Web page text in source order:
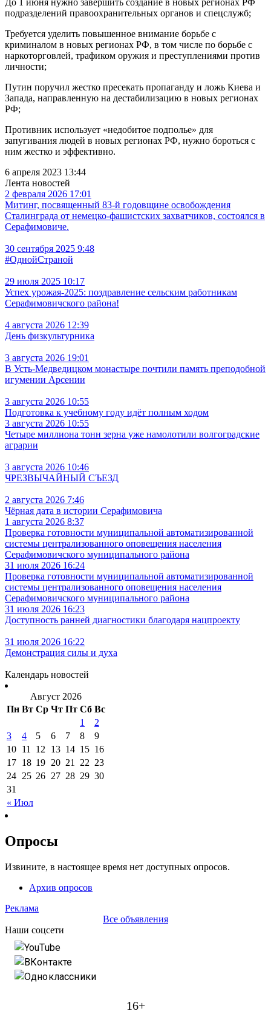
подразделений правоохранительных органов и спецслужб;
Требуется уделить повышенное внимание борьбе с
криминалом в новых регионах РФ, в том числе по борьбе с
наркоторговлей, трафиком оружия и преступлениями против
личности;
Путин поручил жестко пресекать пропаганду и ложь Киева и
Запада, направленную на дестабилизацию в новых регионах
РФ;
Противник использует «недобитое подполье» для
запугивания людей в новых регионах РФ, нужно бороться с
ним жестко и эффективно.
6 апреля 2023 13:44
Лента новостей
2 февраля 2026 17:01
Митинг, посвященный 83-й годовщине освобождения
Сталинграда от немецко-фашистских захватчиков, состоялся в
Серафимовиче.
30 сентября 2025 9:48
#ОднойСтраной
29 июля 2025 10:17
Успех урожая-2025: поздравление сельским работникам
Серафимовичского района!
4 августа 2026 12:39
День физкультурника
3 августа 2026 19:01
В Усть‑Медведицком монастыре почтили память преподобной
игумении Арсении
3 августа 2026 10:55
Подготовка к учебному году идёт полным ходом
3 августа 2026 10:55
Четыре миллиона тонн зерна уже намолотили волгоградские
аграрии
3 августа 2026 10:46
ЧРЕЗВЫЧАЙНЫЙ СЪЕЗД
2 августа 2026 7:46
Чёрная дата в истории Серафимовича
1 августа 2026 8:37
Проверка готовности муниципальной автоматизированной
системы централизованного оповещения населения
Серафимовичского муниципального района
31 июля 2026 16:24
Проверка готовности муниципальной автоматизированной
системы централизованного оповещения населения
Серафимовичского муниципального района
31 июля 2026 16:23
Доступность ранней диагностики благодаря нацпроекту
31 июля 2026 16:22
Демонстрация силы и духа
Календарь новостей
Август 2026
Пн Вт Ср Чт Пт Сб Вс
« Июл
1
2
3
4 5 6 7 8
9
10 11 12 13 14 15 16
17 18 19 20 21 22 23
24 25 26 27 28 29 30
31
Опросы
Извините, в настоящее время нет доступных опросов.
Архив опросов
Реклама
Все объявления
Наши соцсети
YouTube
ВКонтакте
Одноклассники
16+